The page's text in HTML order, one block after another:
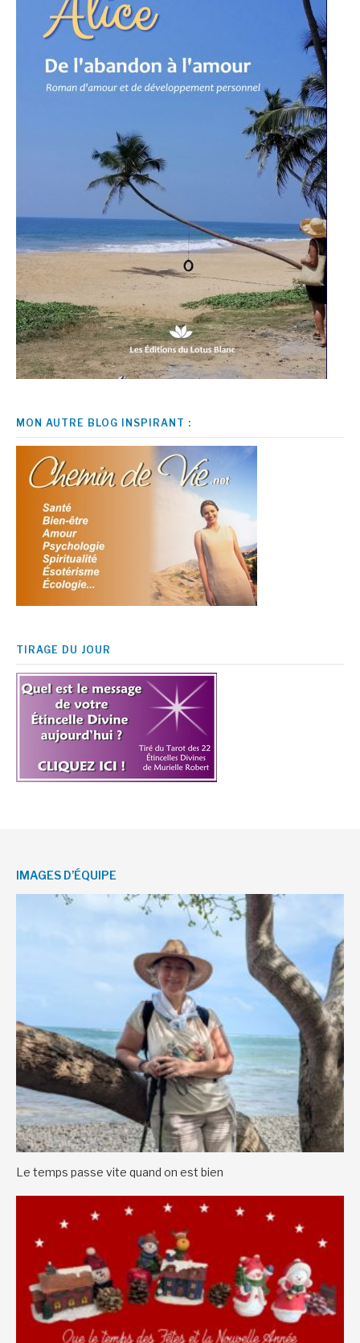
MON AUTRE BLOG INSPIRANT :
TIRAGE DU JOUR
IMAGES D’ÉQUIPE
Le temps passe vite quand on est bien